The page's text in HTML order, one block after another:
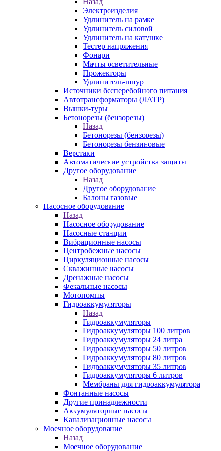
Назад
Электроизделия
Удлинитель на рамке
Удлинитель силовой
Удлинитель на катушке
Тестер напряжения
Фонари
Мачты осветительные
Прожекторы
Удлинитель-шнур
Источники бесперебойного питания
Автотрансформаторы (ЛАТР)
Вышки-туры
Бетонорезы (бензорезы)
Назад
Бетонорезы (бензорезы)
Бетонорезы бензиновые
Верстаки
Автоматические устройства защиты
Другое оборудование
Назад
Другое оборудование
Балоны газовые
Насосное оборудование
Назад
Насосное оборудование
Насосные станции
Вибрационные насосы
Центробежные насосы
Циркуляционные насосы
Скважинные насосы
Дренажные насосы
Фекальные насосы
Мотопомпы
Гидроаккумуляторы
Назад
Гидроаккумуляторы
Гидроаккумуляторы 100 литров
Гидроаккумуляторы 24 литра
Гидроаккумуляторы 50 литров
Гидроаккумуляторы 80 литров
Гидроаккумуляторы 35 литров
Гидроаккумуляторы 6 литров
Мембраны для гидроаккумулятора
Фонтанные насосы
Другие принадлежности
Аккумуляторные насосы
Канализационные насосы
Моечное оборудование
Назад
Моечное оборудование